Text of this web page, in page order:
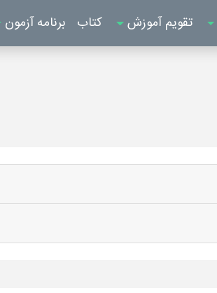
تقویم آموزش کتاب برنامه آزمون